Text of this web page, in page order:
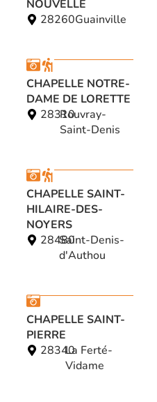
NOUVELLE
28260Guainville
CHAPELLE NOTRE-
DAME DE LORETTE
28310Rouvray-
Saint-Denis
CHAPELLE SAINT-
HILAIRE-DES-
NOYERS
28480Saint-Denis-
d'Authou
CHAPELLE SAINT-
PIERRE
28340La Ferté-
Vidame